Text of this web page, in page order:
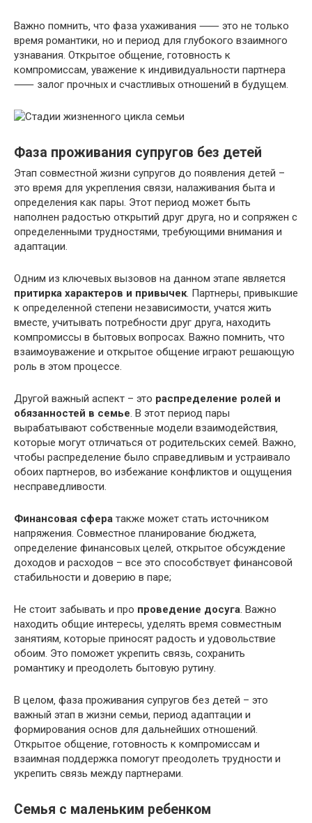
Важно помнить‚ что фаза ухаживания ⸺ это не только
время романтики‚ но и период для глубокого взаимного
узнавания.​ Открытое общение‚ готовность к
компромиссам‚ уважение к индивидуальности партнера
⸺ залог прочных и счастливых отношений в будущем.​
Фаза проживания супругов без детей
Этап совместной жизни супругов до появления детей –
это время для укрепления связи‚ налаживания быта и
определения как пары.​ Этот период может быть
наполнен радостью открытий друг друга‚ но и сопряжен с
определенными трудностями‚ требующими внимания и
адаптации.​
Одним из ключевых вызовов на данном этапе является
притирка характеров и привычек.​ Партнеры‚ привыкшие
к определенной степени независимости‚ учатся жить
вместе‚ учитывать потребности друг друга‚ находить
компромиссы в бытовых вопросах.​ Важно помнить‚ что
взаимоуважение и открытое общение играют решающую
роль в этом процессе.​
Другой важный аспект – это распределение ролей и
обязанностей в семье.​ В этот период пары
вырабатывают собственные модели взаимодействия‚
которые могут отличаться от родительских семей.​ Важно‚
чтобы распределение было справедливым и устраивало
обоих партнеров‚ во избежание конфликтов и ощущения
несправедливости.
Финансовая сфера также может стать источником
напряжения.​ Совместное планирование бюджета‚
определение финансовых целей‚ открытое обсуждение
доходов и расходов – все это способствует финансовой
стабильности и доверию в паре;
Не стоит забывать и про проведение досуга.​ Важно
находить общие интересы‚ уделять время совместным
занятиям‚ которые приносят радость и удовольствие
обоим.​ Это поможет укрепить связь‚ сохранить
романтику и преодолеть бытовую рутину.​
В целом‚ фаза проживания супругов без детей – это
важный этап в жизни семьи‚ период адаптации и
формирования основ для дальнейших отношений.
Открытое общение‚ готовность к компромиссам и
взаимная поддержка помогут преодолеть трудности и
укрепить связь между партнерами.​
Семья с маленьким ребенком